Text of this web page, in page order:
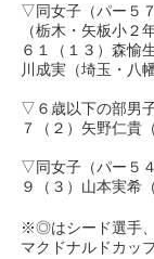
▽同女子（パー５
（栃木・矢板小２
６１（１３）森愉
川成実（埼玉・八
▽６歳以下の部男
７（２）矢野仁貴
▽同女子（パー５
９（３）山本実希
※◎はシード選手
マクドナルドカッ